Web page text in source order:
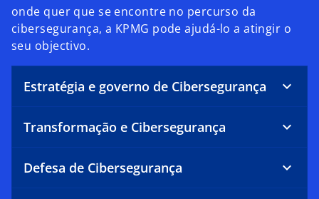
onde quer que se encontre no percurso da
cibersegurança, a KPMG pode ajudá-lo a atingir o
seu objectivo.
Estratégia e governo de Cibersegurança
Transformação e Cibersegurança
Defesa de Cibersegurança